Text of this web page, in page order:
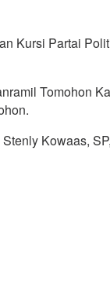
Kursi Partai
Tomohon
Kowaas,